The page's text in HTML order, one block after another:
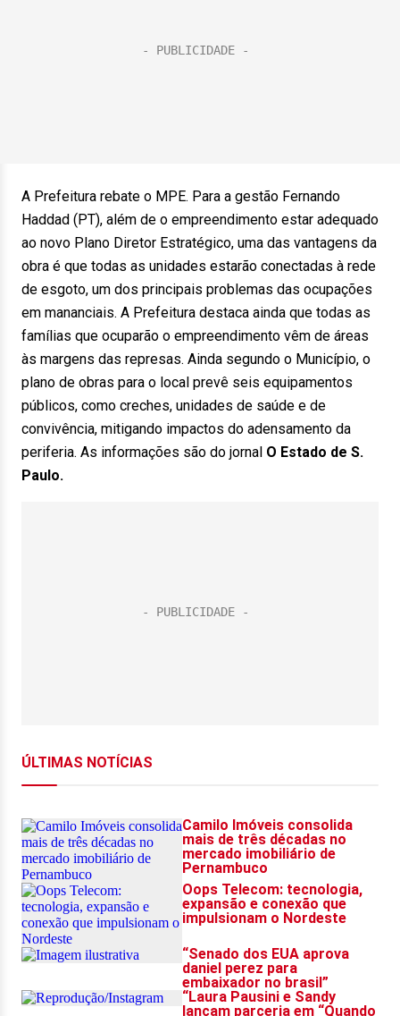
A Prefeitura rebate o MPE. Para a gestão Fernando
Haddad (PT), além de o empreendimento estar adequado
ao novo Plano Diretor Estratégico, uma das vantagens da
obra é que todas as unidades estarão conectadas à rede
de esgoto, um dos principais problemas das ocupações
em mananciais. A Prefeitura destaca ainda que todas as
famílias que ocuparão o empreendimento vêm de áreas
às margens das represas. Ainda segundo o Município, o
plano de obras para o local prevê seis equipamentos
públicos, como creches, unidades de saúde e de
convivência, mitigando impactos do adensamento da
periferia. As informações são do jornal O Estado de S.
Paulo.